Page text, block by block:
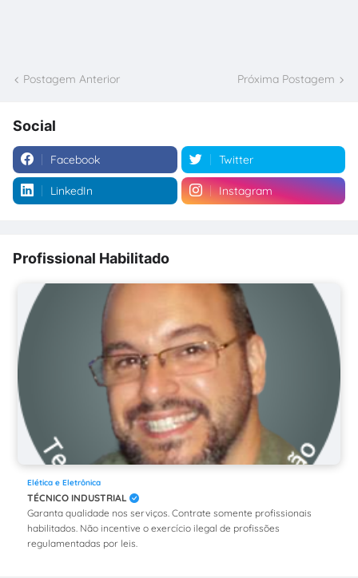
Postagem Anterior Próxima Postagem
Social
Facebook Twitter
LinkedIn Instagram
Profissional Habilitado
Elética e Eletrônica
TÉCNICO INDUSTRIAL
Garanta qualidade nos serviços. Contrate somente profissionais
habilitados. Não incentive o exercício ilegal de profissões
regulamentadas por leis.